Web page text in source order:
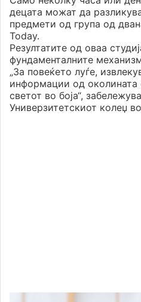
децата можат да
предмети од група од
Today.
Резултатите од оваа
фундаменталните
„За повеќето луѓе,
информации од околината
светот во боја“,
Универзитетскиот колеџ